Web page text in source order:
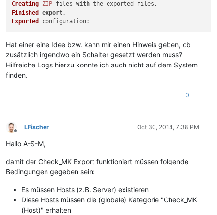
Creating ZIP files with
Finished
export
Exported
configuration
Hat einer eine Idee bzw. kann mir einen Hinweis geben, ob
zusätzlich irgendwo ein Schalter gesetzt werden muss?
Hilfreiche Logs hierzu konnte ich auch nicht auf dem System
finden.
0
Offline
LFischer Oct 30, 2014, 7:38 PM
Hallo A-S-M,
damit der Check_MK Export funktioniert müssen folgende
Bedingungen gegeben sein:
Es müssen Hosts (z.B. Server) existieren
Diese Hosts müssen die (globale) Kategorie "Check_MK
(Host)" erhalten